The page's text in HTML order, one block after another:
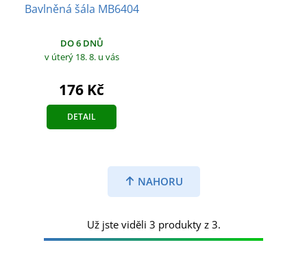
Bavlněná šála MB6404
DO 6 DNŮ
v úterý 18. 8. u vás
176 Kč
DETAIL
NAHORU
Už jste viděli 3 produkty z 3.